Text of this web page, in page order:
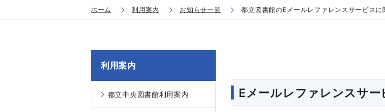
ホーム 利用案内 お知らせ一覧 都立図書館のEメールレファレンスサービス
Eメールレファレンスサ
利用案内
都立中央図書館利用案内